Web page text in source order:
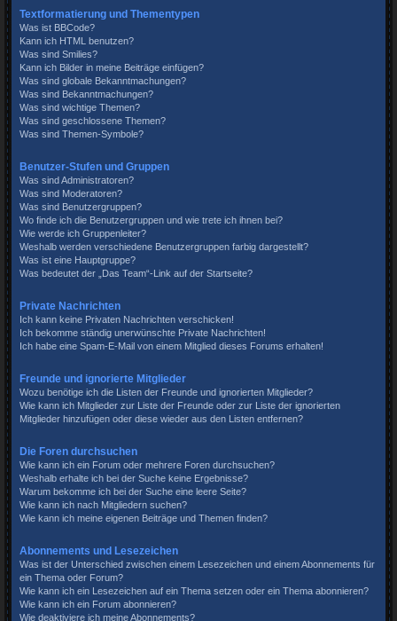
Textformatierung und Thementypen
Was ist BBCode?
Kann ich HTML benutzen?
Was sind Smilies?
Kann ich Bilder in meine Beiträge einfügen?
Was sind globale Bekanntmachungen?
Was sind Bekanntmachungen?
Was sind wichtige Themen?
Was sind geschlossene Themen?
Was sind Themen-Symbole?
Benutzer-Stufen und Gruppen
Was sind Administratoren?
Was sind Moderatoren?
Was sind Benutzergruppen?
Wo finde ich die Benutzergruppen und wie trete ich ihnen bei?
Wie werde ich Gruppenleiter?
Weshalb werden verschiedene Benutzergruppen farbig dargestellt?
Was ist eine Hauptgruppe?
Was bedeutet der „Das Team“-Link auf der Startseite?
Private Nachrichten
Ich kann keine Privaten Nachrichten verschicken!
Ich bekomme ständig unerwünschte Private Nachrichten!
Ich habe eine Spam-E-Mail von einem Mitglied dieses Forums erhalten!
Freunde und ignorierte Mitglieder
Wozu benötige ich die Listen der Freunde und ignorierten Mitglieder?
Wie kann ich Mitglieder zur Liste der Freunde oder zur Liste der ignorierten
Mitglieder hinzufügen oder diese wieder aus den Listen entfernen?
Die Foren durchsuchen
Wie kann ich ein Forum oder mehrere Foren durchsuchen?
Weshalb erhalte ich bei der Suche keine Ergebnisse?
Warum bekomme ich bei der Suche eine leere Seite?
Wie kann ich nach Mitgliedern suchen?
Wie kann ich meine eigenen Beiträge und Themen finden?
Abonnements und Lesezeichen
Was ist der Unterschied zwischen einem Lesezeichen und einem Abonnements für
ein Thema oder Forum?
Wie kann ich ein Lesezeichen auf ein Thema setzen oder ein Thema abonnieren?
Wie kann ich ein Forum abonnieren?
Wie deaktiviere ich meine Abonnements?